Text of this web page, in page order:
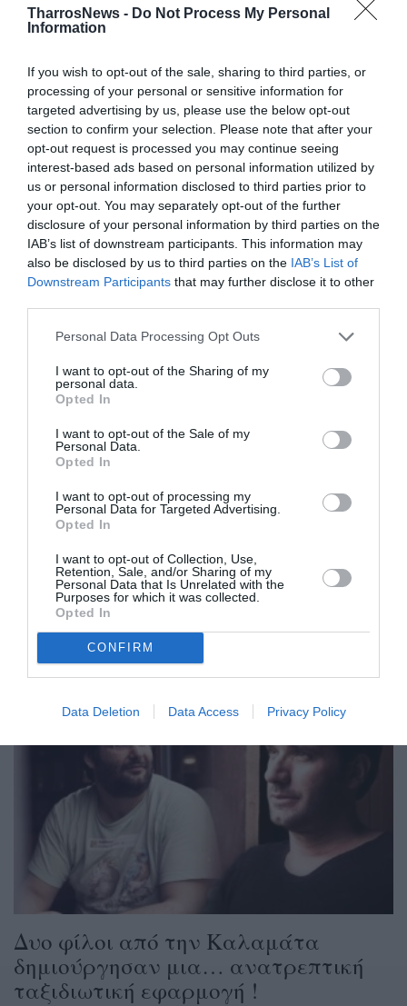
TharrosNews - Do Not Process My Personal
Information
If you wish to opt-out of the sale, sharing to third parties, or
processing of your personal or sensitive information for
targeted advertising by us, please use the below opt-out
section to confirm your selection. Please note that after your
opt-out request is processed you may continue seeing
interest-based ads based on personal information utilized by
us or personal information disclosed to third parties prior to
your opt-out. You may separately opt-out of the further
disclosure of your personal information by third parties on the
IAB’s list of downstream participants. This information may
also be disclosed by us to third parties on the IAB’s List of
Downstream Participants that may further disclose it to other
Personal Data Processing Opt Outs
I want to opt-out of the Sharing of my
personal data.
Opted In
I want to opt-out of the Sale of my
Personal Data.
Opted In
I want to opt-out of processing my
Personal Data for Targeted Advertising.
Opted In
I want to opt-out of Collection, Use,
Retention, Sale, and/or Sharing of my
Personal Data that Is Unrelated with the
Purposes for which it was collected.
Opted In
CONFIRM
Data Deletion Data Access Privacy Policy
Ο Αντιπρόεδρος της Αυστραλιανής
Βουλής Steve Georganas μιλά στο
Θάρρος
Ο Αυστραλός πολιτικός, με ρίζες από την
Καλαμάτα, μιλά για την Ελλάδα της κρίσης,
προτείνει λύσεις για το...
18/12/2012 13:39
Με τον καλύτερο τρόπο αυτοσυστήθηκε στο
μουσικό κοινό της Καλαμάτας την Κυριακή(16/12)
το βράδυ η «Nalyssa Green» ...
Δυο φίλοι από την Καλαμάτα
δημιούργησαν μια… ανατρεπτική
ταξιδιωτική εφαρμογή !